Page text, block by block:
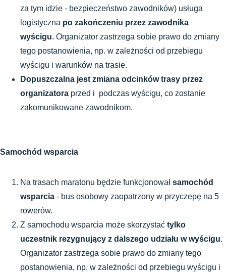
za tym idzie - bezpieczeństwo zawodników) usługa
logistyczna po zakończeniu przez zawodnika
wyścigu. Organizator zastrzega sobie prawo do zmiany
tego postanowienia, np. w zależności od przebiegu
wyścigu i warunków na trasie.
Dopuszczalna jest zmiana odcinków trasy przez
organizatora przed i  podczas wyścigu, co zostanie
zakomunikowane zawodnikom.
Samochód wsparcia
Na trasach maratonu będzie funkcjonował samochód
wsparcia - bus osobowy zaopatrzony w przyczepę na 5
rowerów.
Z samochodu wsparcia może skorzystać tylko
uczestnik rezygnujący z dalszego udziału w wyścigu.
Organizator zastrzega sobie prawo do zmiany tego
postanowienia, np. w zależności od przebiegu wyścigu i